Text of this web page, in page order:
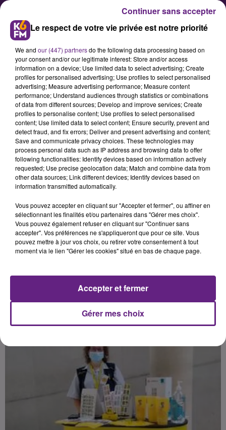
Ouverture d’un relais de la Poste
au MuséoParc d’Alésia
La Poste augmente sa présence cet
été dans les territoires avec
l’ouverture de 400 points de
services saisonniers
MuséoParc d’Alésia avec un point
de services itinérant.
Publié : 17 juillet 2021 à 13h00 par la rédaction Aubry
Le respect de votre vie privée est notre priorité
We and our (447) partnersdo the following data processing based on
your consent and/or our legitimate interest: Store and/or access
information on a device; Use limited data to select advertising; Create
profiles for personalised advertising; Use profiles to select personalised
advertising; Measure advertising performance; Measure content
performance; Understand audiences through statistics or combinations
of data from different sources; Develop and improve services; Create
profiles to personalise content; Use profiles to select personalised
content; Use limited data to select content; Ensure security, prevent and
detect fraud, and fix errors; Deliver and present advertising and content;
Save and communicate privacy choices. These technologies may
process personal data such as IP address and browsing data to offer
following functionalities: Identify devices based on information actively
requested; Use precise geolocation data; Match and combine data from
other data sources; Link different devices; Identify devices based on
information transmitted automatically.
Vous pouvez accepter en cliquant sur "Accepter et fermer", ou affiner en
sélectionnant les finalités et/ou partenaires dans "Gérer mes choix".
Vous pouvez également refuser en cliquant sur "Continuer sans
accepter". Vos préférences ne s'appliqueront que pour ce site. Vous
pouvez mettre à jour vos choix, ou retirer votre consentement à tout
moment via le lien "Gérer les cookies" situé en bas de chaque page.
Gérer mes choix
Accepter et fermer
Continuer sans accepter